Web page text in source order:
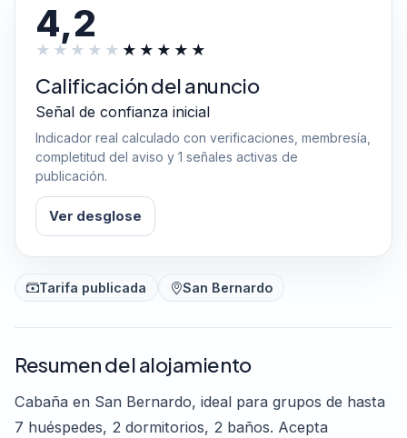
4,2
Calificación del anuncio
Señal de confianza inicial
Indicador real calculado con verificaciones, membresía,
completitud del aviso y 1 señales activas de
publicación.
Ver desglose
Tarifa publicada San Bernardo
Resumen del alojamiento
Cabaña en San Bernardo, ideal para grupos de hasta
7 huéspedes, 2 dormitorios, 2 baños. Acepta